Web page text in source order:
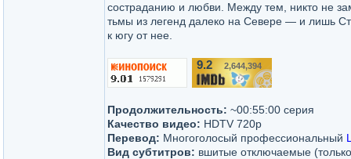
состраданию и любви. Между тем, никто не
тьмы из легенд далеко на Севере — и лишь
к югу от нее.
9.2 2,644,394
Продолжительность: ~00:55:00 серия
Качество видео: HDTV 720p
Перевод: Многоголосый профессиональный
Вид субтитров: вшитые отключаемые